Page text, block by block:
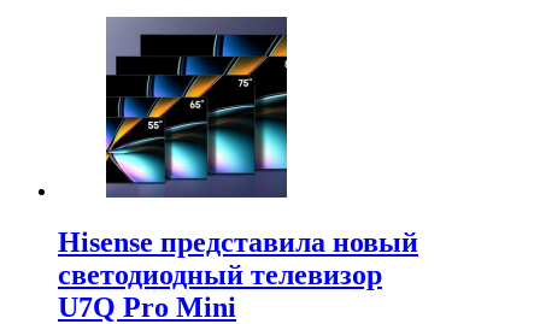
Hisense представила новый
светодиодный телевизор
U7Q Pro Mini